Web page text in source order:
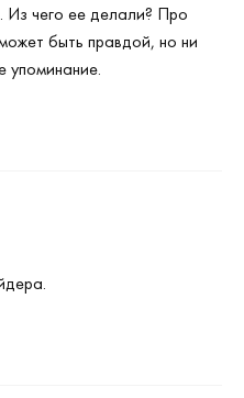
Из чего ее делали? Про
быть правдой, но ни
упоминание.